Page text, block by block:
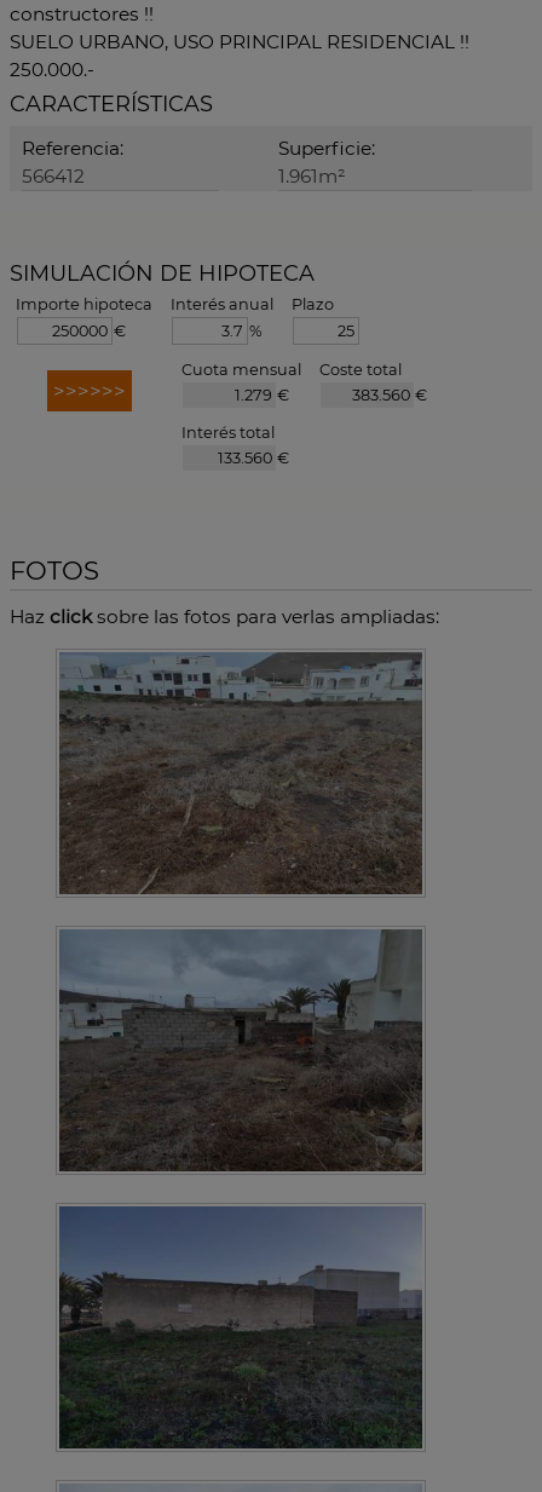
constructores !!
SUELO URBANO, USO PRINCIPAL RESIDENCIAL !!
250.000.-
CARACTERÍSTICAS
Referencia:
566412
Superficie:
1.961m²
SIMULACIÓN DE HIPOTECA
Importe hipoteca
€
Interés anual
%
Plazo
Cuota mensual
€
Coste total
€
Interés total
€
FOTOS
Haz clicksobre las fotos para verlas ampliadas: